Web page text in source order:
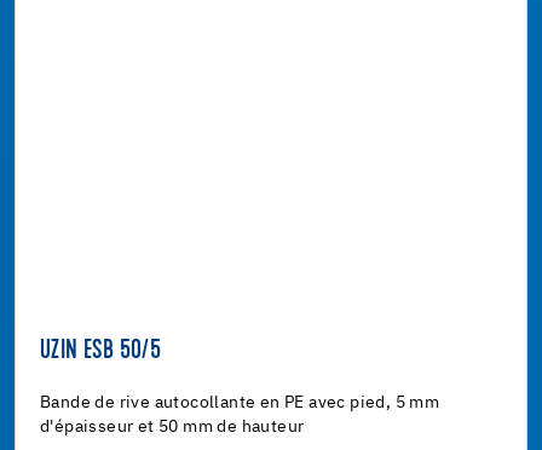
UZIN ESB 50/5
Bande de rive autocollante en PE avec pied, 5 mm
d'épaisseur et 50 mm de hauteur